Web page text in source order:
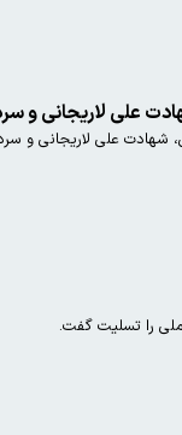
علی لاریجانی و
شهادت علی لاریجانی و
را تسلیت گفت.